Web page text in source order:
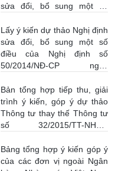
sửa đổi, bổ sung một số
58/2021/NĐ-CP
07/07/2026
| 15:01:00
Lấy ý kiến dự thảo Nghị định
sửa đổi, bổ sung một số
điều của Nghị định số
50/2014/NĐ-CP ngày
ngoại hối nhà nước
23/06/2026 | 08:00:00
Bản tổng hợp tiếp thu, giải
trình ý kiến, góp ý dự thảo
Thông tư thay thế Thông tư
số 32/2015/TT-NHNN
Bảng tổng hợp ý kiến góp ý
của các đơn vị ngoài Ngân